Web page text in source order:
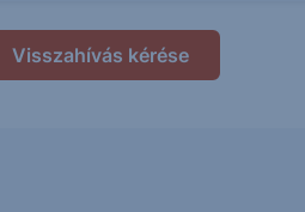
Visszahívás kérése